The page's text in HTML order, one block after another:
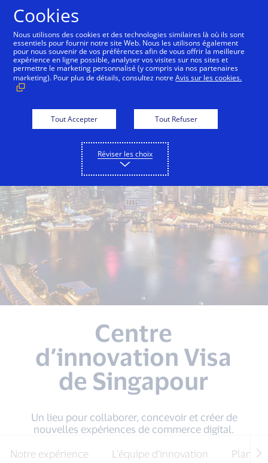
Centre
d’innovation Visa
de Singapour
Un lieu pour collaborer, concevoir et créer de
nouvelles expériences de commerce digital.
Notre expérience L’équipe d’innovation Plan
Cookies
Nous utilisons des cookies et des technologies similaires là où ils sont
essentiels pour fournir notre site Web. Nous les utilisons également
pour nous souvenir de vos préférences afin de vous offrir la meilleure
expérience en ligne possible, analyser vos visites sur nos sites et
permettre le marketing personnalisé (y compris via nos partenaires
marketing). Pour plus de détails, consultez notreAvis sur les cookies.
Tout Accepter Tout Refuser
Réviser les choix